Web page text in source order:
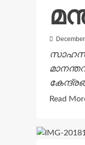
Read